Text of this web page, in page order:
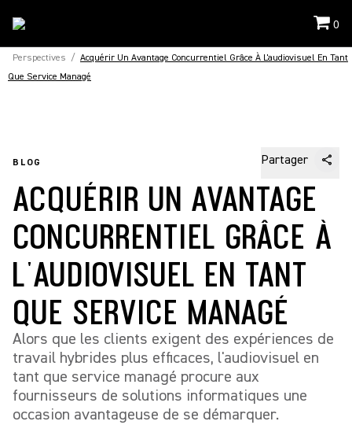
0
Perspectives / Acquérir Un Avantage Concurrentiel Grâce À L'audiovisuel En Tant
Que Service Managé
BLOG Partager
ACQUÉRIR UN AVANTAGE
CONCURRENTIEL GRÂCE À
L'AUDIOVISUEL EN TANT
QUE SERVICE MANAGÉ
Alors que les clients exigent des expériences de
travail hybrides plus efficaces, l'audiovisuel en
tant que service managé procure aux
fournisseurs de solutions informatiques une
occasion avantageuse de se démarquer.